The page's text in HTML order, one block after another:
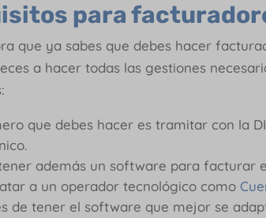
para
que ya sabes que debes hacer
a hacer todas las gestiones
que debes hacer es tramitar con la
además un software para facturar
a un operador tecnológico como
de tener el software que mejor se